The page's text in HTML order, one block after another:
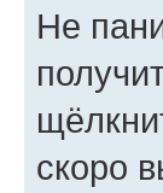
Не
скоро